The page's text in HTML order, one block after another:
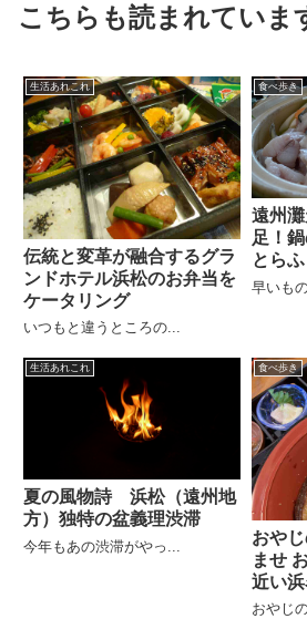
こちらも読まれていま
生活あれこれ
伝統と変革が融合するグラ
ンドホテル浜松のお弁当を
ケータリング
いつもと違うところの...
食べ歩き
遠州
足！
とら
早いも
生活あれこれ
夏の風物詩 浜松（遠州地
方）独特の盆義理渋滞
今年もあの渋滞がやっ...
食べ歩き
おや
ませ
近い
ら
おやじ